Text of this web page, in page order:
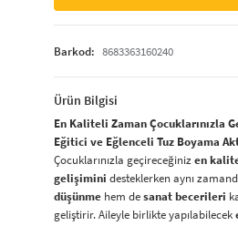
Barkod: 8683363160240
Ürün Bilgisi
En Kaliteli Zaman Çocuklarınızla
Eğitici ve Eğlenceli Tuz Boyama
Çocuklarınızla geçireceğiniz en
gelişimini desteklerken aynı
düşünme hem desanat becerileri
geliştirir. Aileyle birlikte yapılabilecek